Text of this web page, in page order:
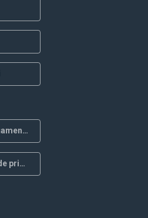
Regulações de pagamento
Termos e política de privacidade